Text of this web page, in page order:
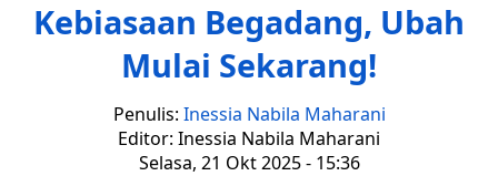
Kebiasaan Begadang, Ubah
Mulai Sekarang!
Penulis: Inessia Nabila Maharani
Editor: Inessia Nabila Maharani
Selasa, 21 Okt 2025 - 15:36